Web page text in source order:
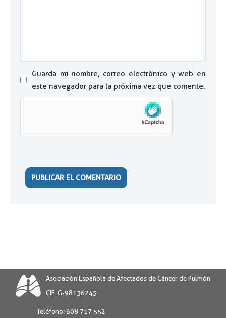
Guarda mi nombre, correo electrónico y web en
este navegador para la próxima vez que comente.
Asociación Española de Afectados de Cáncer de Pulmón
CIF: G-98136245
Teléfono: 608 717 552